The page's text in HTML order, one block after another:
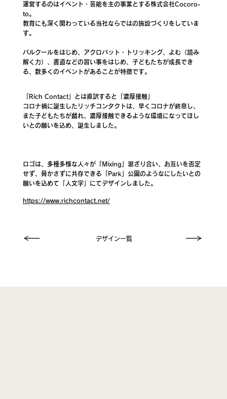
運営するのはイベント・芸能を主の事業とする株式会社Cocoro-
to。
教育にも深く関わっている当社ならではの施設づくりをしていま
す。
パルクールをはじめ、アクロバット・トリッキング、よむ（読み
解く力）、書道などの習い事をはじめ、子どもたちが成長でき
る、数多くのイベントがあることが特徴です。
https://www.richcontact.net/
「Rich Contact」とは直訳すると「濃厚接触」
コロナ禍に誕生したリッチコンタクトは、早くコロナが終息し、
また子どもたちが戯れ、濃厚接触できるような環境になってほし
いとの願いを込め、誕生しました。
ロゴは、多種多様な人々が「Mixing」混ざり合い、お互いを否定
せず、脅かさずに共存できる「Park」公園のようなにしたいとの
願いを込めて「人文字」にてデザインしました。
デザイン一覧